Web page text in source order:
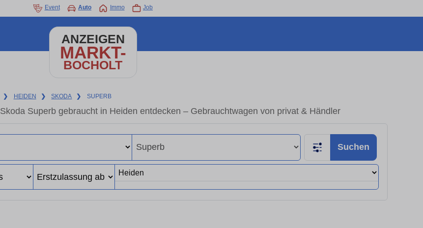
Event Auto Immo Job
ANZEIGEN
MARKT-
BOCHOLT
❯ HEIDEN ❯ SKODA ❯ SUPERB
Skoda Superb gebraucht in Heiden entdecken – Gebrauchtwagen von privat & Händler
Suchen